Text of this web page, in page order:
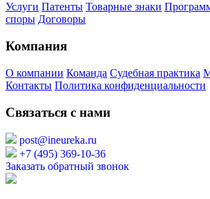
Услуги Патенты Товарные знаки
споры Договоры
Компания
О компании Команда Судебная практика
Контакты Политика конфиденциальности
Связаться с нами
post@ineureka.ru
+7 (495) 369-10-36
Заказать обратный звонок